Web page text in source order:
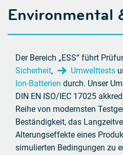
Environmental
Der Bereich „ESS“ führt
Sicherheit, Umwelttests
Ion-Batterien durch. Unser
DIN EN ISO/IEC 17025
Reihe von modernsten
Beständigkeit, das
Alterungseffekte eines
simulierten Bedingungen zu